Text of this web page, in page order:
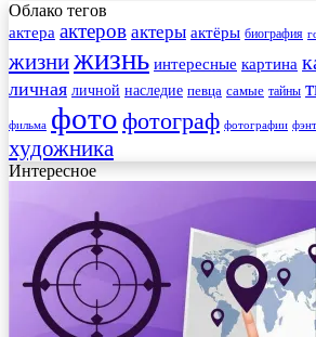
Облако тегов
актера актеров актеры актёры биография
жизнижизнь интересные картина
личная личной наследие певца самые тайны
фильма фото фотограф фотографии
художника
Интересное